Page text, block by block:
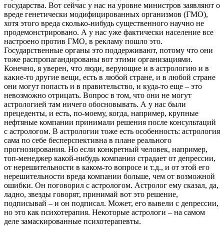
государства. Вот сейчас у нас на уровне министров заявляют о
вреде генетически модифицированных организмов (ГМО),
хотя этого вреда сколько-нибудь существенного научно не
продемонстрировано. А у нас уже фактически население все
настроено против ГМО, в рекламу пошло это.
Государственные органы это поддерживают, потому что они
тоже распропагандированы вот этими организациями.
Конечно, я уверен, что люди, верующие и в астрологию и в
какие-то другие вещи, есть в любой стране, и в любой стране
они могут попасть и в правительство, и куда-то еще – это
невозможно отрицать. Вопрос в том, что они не могут
астрологией там ничего обосновывать. А у нас были
прецеденты, и есть, по-моему, когда, например, крупные
нефтяные компании принимали решения после консультаций
с астрологом. В астрологии тоже есть особенность: астрология
сама по себе бесперспективна в плане реального
прогнозирования. Но если конкретный человек, например,
топ-менеджер какой-нибудь компании страдает от депрессии,
от нерешительности в каком-то вопросе и т.д., и от этой его
нерешительности вреда компании больше, чем от возможной
ошибки. Он поговорил с астрологом. Астролог ему сказал, да,
ладно, звезды говорят, принимай вот это решение,
подписывай – и он подписал. Может, его вывели с депрессии,
но это как психотерапия. Некоторые астрологи – на самом
деле замаскированные психотерапевты.